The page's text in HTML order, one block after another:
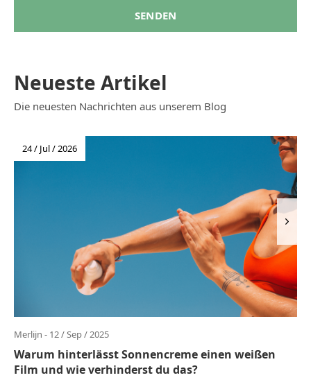
SENDEN
Neueste Artikel
Die neuesten Nachrichten aus unserem Blog
24 / Jul / 2026
Merlijn - 12 / Sep / 2025
Warum hinterlässt Sonnencreme einen weißen
Film und wie verhinderst du das?